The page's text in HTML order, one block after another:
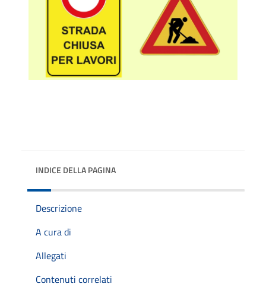
INDICE DELLA PAGINA
Descrizione
A cura di
Allegati
Contenuti correlati